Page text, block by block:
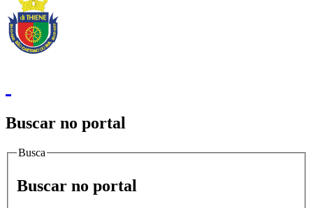
Buscar no portal
Busca
Buscar no portal